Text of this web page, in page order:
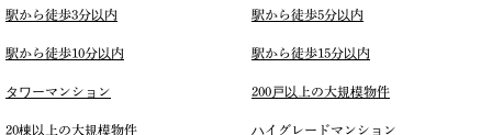
駅から徒歩3分以内 駅から徒歩5分以内
駅から徒歩10分以内 駅から徒歩15分以内
タワーマンション 200戸以上の大規模物件
20棟以上の大規模物件 ハイグレードマンション